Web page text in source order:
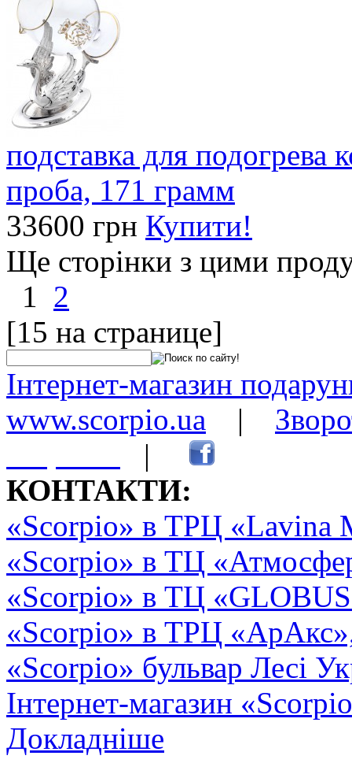
подставка для подогрева
проба, 171 грамм
33600 грн Купити!
Ще сторінки з цими
1 2
[15 на странице]
Інтернет-магазин
www.scorpio.ua |
|
КОНТАКТИ:
«Scorpio» в ТРЦ «Lavina
«Scorpio» в ТЦ
«Scorpio» в ТЦ
«Scorpio» в ТРЦ
«Scorpio» бульвар Лесі
Інтернет-магазин
Докладніше